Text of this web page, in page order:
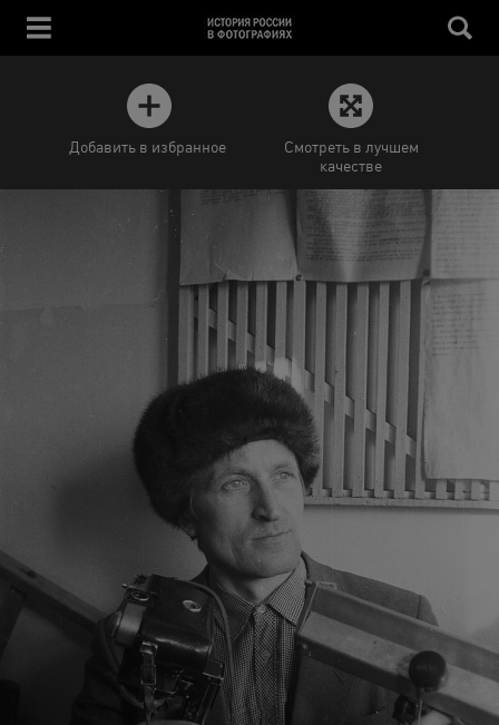
Добавить в избранное
Смотреть в лучшем
качестве